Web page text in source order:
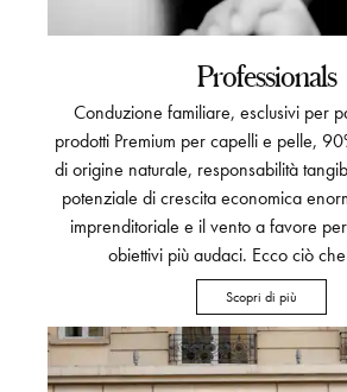
Professionals
Conduzione familiare, esclusivi per
prodotti Premium per capelli e pelle,
di origine naturale, responsabilità
potenziale di crescita economica
imprenditoriale e il vento a favore
obiettivi più audaci. Ecco ciò
Scopri di più